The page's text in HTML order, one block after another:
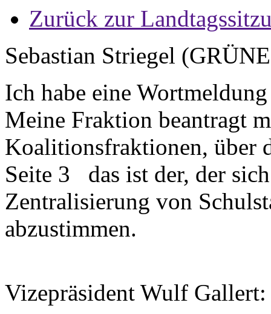
Zurück zur
Sebastian Striegel
Ich habe eine
Meine Fraktion beantragt
Koalitionsfraktionen, über
Seite 3 das ist der, der
Zentralisierung von
abzustimmen.
Vizepräsident Wulf Gallert: